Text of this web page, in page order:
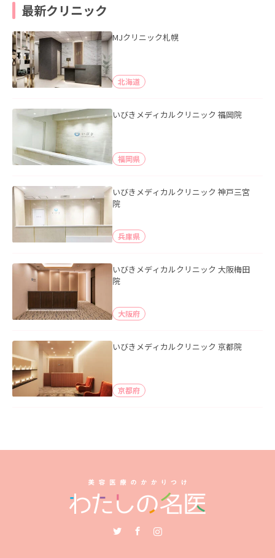
最新クリニック
MJクリニック札幌
北海道
いびきメディカルクリニック 福岡院
福岡県
いびきメディカルクリニック 神戸三宮
院
兵庫県
いびきメディカルクリニック 大阪梅田
院
大阪府
いびきメディカルクリニック 京都院
京都府